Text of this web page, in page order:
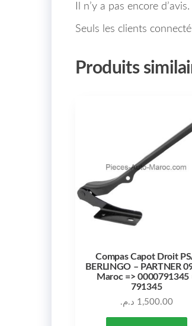
Il n’y a pas encore d’avis.
Seuls les clients
Produits
Compas Capot Droit
BERLINGO – PARTNER
Maroc => 0000791345
791345
1,500.00 د.م.